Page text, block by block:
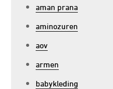
aman prana
aminozuren
aov
armen
babykleding